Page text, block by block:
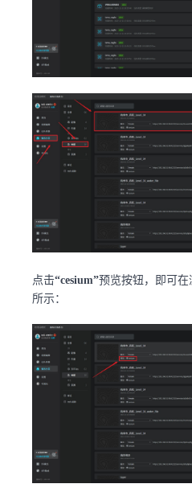
点击“cesium”预览按钮，即可在
所示：